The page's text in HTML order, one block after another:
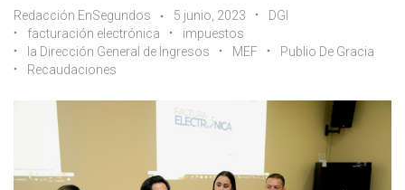
Redacción EnSegundos 5 junio, 2023
DGI
facturación electrónica
impuestos
la Dirección General de Ingresos
MEF
Publio De Gracia
Recaudaciones